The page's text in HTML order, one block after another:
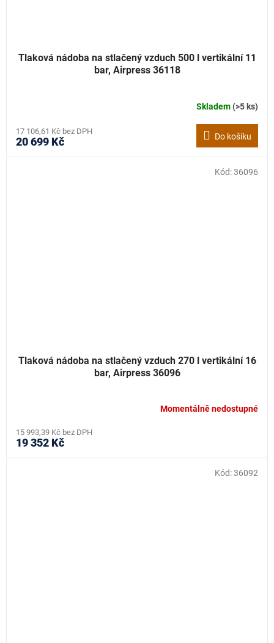
Tlaková nádoba na stlačený vzduch 500 l vertikální 11
bar, Airpress 36118
Skladem(>5 ks)
17 106,61 Kč bez DPH
20 699 Kč Do košíku
Tlaková nádoba na stlačený vzduch 270 l vertikální 16
bar, Airpress 36096
Momentálně nedostupné
15 993,39 Kč bez DPH
19 352 Kč
Kód:36096
Kód:36092